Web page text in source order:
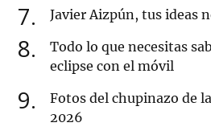
7 Javier Aizpún, tus ideas
8
Todo lo que necesitas
eclipse con el móvil
9
Fotos del chupinazo de
2026